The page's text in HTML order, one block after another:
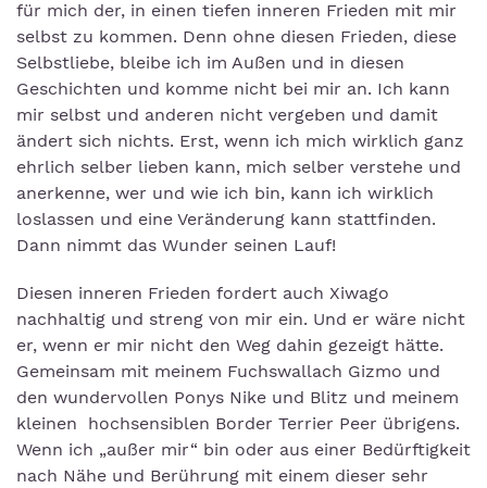
für mich der, in einen tiefen inneren Frieden mit mir
selbst zu kommen. Denn ohne diesen Frieden, diese
Selbstliebe, bleibe ich im Außen und in diesen
Geschichten und komme nicht bei mir an. Ich kann
mir selbst und anderen nicht vergeben und damit
ändert sich nichts. Erst, wenn ich mich wirklich ganz
ehrlich selber lieben kann, mich selber verstehe und
anerkenne, wer und wie ich bin, kann ich wirklich
loslassen und eine Veränderung kann stattfinden.
Dann nimmt das Wunder seinen Lauf!
Diesen inneren Frieden fordert auch Xiwago
nachhaltig und streng von mir ein. Und er wäre nicht
er, wenn er mir nicht den Weg dahin gezeigt hätte.
Gemeinsam mit meinem Fuchswallach Gizmo und
den wundervollen Ponys Nike und Blitz und meinem
kleinen hochsensiblen Border Terrier Peer übrigens.
Wenn ich „außer mir“ bin oder aus einer Bedürftigkeit
nach Nähe und Berührung mit einem dieser sehr